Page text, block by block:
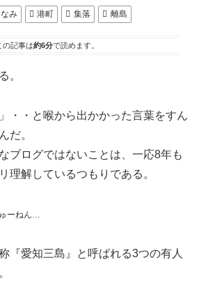
み 港町 集落 離島
の記事は約6分で読めます。
。
・・と喉から出かかった言葉をすん
だ。
ブログではないことは、一応8年も
理解しているつもりである。
ーねん…
『愛知三島』と呼ばれる3つの有人